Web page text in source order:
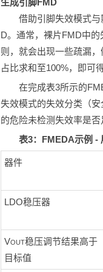
生成引脚FMD
借助引脚失效模式
D。通常，裸片FMD中
则，就会出现一些疏漏
占比求和至100%，即可
在完成表3所示的
失效模式的失效分类（
的危险未检测失效率是否
表3： FMEDA示例 -
器件
LDO稳压器
VOUT稳压调节结果高于
目标值